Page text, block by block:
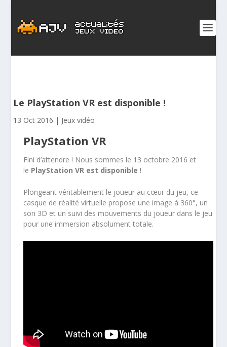
Le PlayStation VR est disponible !
13 Oct 2016 | Jeux vidéo
PlayStation VR
Fini d’attendre ! Nous sommes le 13 octobre 2016 et
le PlayStation VR est disponible !
Plongeant véritablement le joueur au cœur du jeu, ce
casque de réalité virtuelle propose une image à 360°, un
son 3D et un suivi des mouvements du joueur dans le jeu
pour une immersion absolument totale.